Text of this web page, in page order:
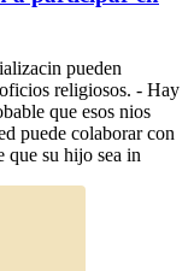
pueden
religiosos. - Hay
que esos nios
puede colaborar con
que su hijo sea in